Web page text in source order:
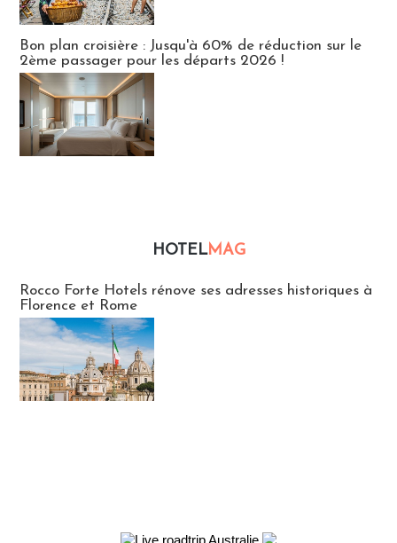
Bon plan croisière : Jusqu'à 60% de réduction sur le
2ème passager pour les départs 2026 !
HOTELMAG
Rocco Forte Hotels rénove ses adresses historiques à
Florence et Rome